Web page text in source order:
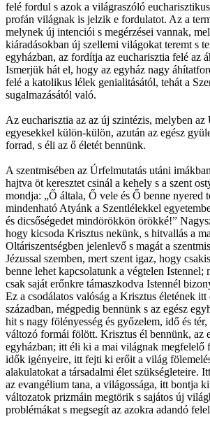
felé fordul s azok a világraszóló
profán világnak is jelzik e fordulatot. Az a
melynek új intenciói s megérzései vannak,
kiáradásokban új szellemi világokat teremt s
egyházban, az fordítja az eucharisztia felé az
Ismerjük hát el, hogy az egyház nagy
felé a katolikus lélek genialitásától, tehát a
sugalmazásától való.
Az eucharisztia az az új szintézis, melyben az
egyesekkel külön-külön, azután az egész
forrad, s éli az ő életét bennünk.
A szentmisében az Úrfelmutatás utáni
hajtva öt keresztet csinál a kehely s a szent
mondja: „Ő általa, Ő vele és Ő benne nyered
mindenható Atyánk a Szentlélekkel
és dicsőségedet mindörökkön örökké!”
hogy kicsoda Krisztus nekünk, s hitvallás a
Oltáriszentségben jelenlevő s magát a
Jézussal szemben, mert szent igaz, hogy
benne lehet kapcsolatunk a végtelen Istennel;
csak saját erőnkre támaszkodva Istennél
Ez a csodálatos valóság a Krisztus életének
században, mégpedig bennünk s az egész
hit s nagy fölényesség és győzelem, idő és
változó formái fölött. Krisztus él bennünk, az
egyházban; itt éli ki a mai világnak megfelelő
idők igényeire, itt fejti ki erőit a világ
alakulatokat a társadalmi élet szükségleteire.
az evangélium tana, a világossága, itt bontja
változatok prizmáin megtörik s sajátos új
problémákat s megsegít az azokra adandó